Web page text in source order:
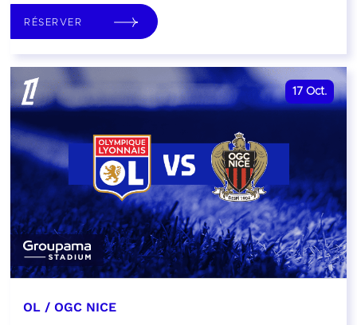
RÉSERVER
17 Oct.
OL / OGC NICE